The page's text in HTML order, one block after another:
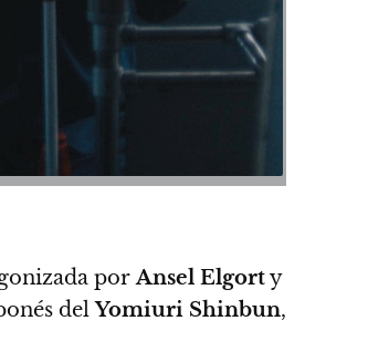
porAnsel Elgorty
delYomiuri Shinbun,